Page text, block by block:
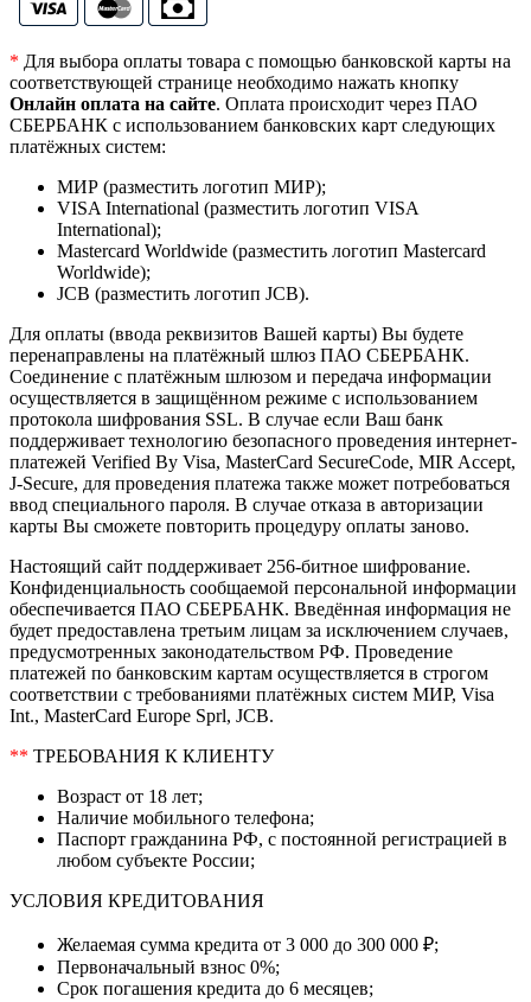
* Для выбора оплаты товара с помощью банковской карты на
соответствующей странице необходимо нажать кнопку
Онлайн оплата на сайте. Оплата происходит через ПАО
СБЕРБАНК с использованием банковских карт следующих
платёжных систем:
МИР (разместить логотип МИР);
VISA International (разместить логотип VISA
International);
Mastercard Worldwide (разместить логотип Mastercard
Worldwide);
JCB (разместить логотип JCB).
Для оплаты (ввода реквизитов Вашей карты) Вы будете
перенаправлены на платёжный шлюз ПАО СБЕРБАНК.
Соединение с платёжным шлюзом и передача информации
осуществляется в защищённом режиме с использованием
протокола шифрования SSL. В случае если Ваш банк
поддерживает технологию безопасного проведения интернет-
платежей Verified By Visa, MasterCard SecureCode, MIR Accept,
J-Secure, для проведения платежа также может потребоваться
ввод специального пароля. В случае отказа в авторизации
карты Вы сможете повторить процедуру оплаты заново.
Настоящий сайт поддерживает 256-битное шифрование.
Конфиденциальность сообщаемой персональной информации
обеспечивается ПАО СБЕРБАНК. Введённая информация не
будет предоставлена третьим лицам за исключением случаев,
предусмотренных законодательством РФ. Проведение
платежей по банковским картам осуществляется в строгом
соответствии с требованиями платёжных систем МИР, Visa
Int., MasterCard Europe Sprl, JCB.
** ТРЕБОВАНИЯ К КЛИЕНТУ
Возраст от 18 лет;
Наличие мобильного телефона;
Паспорт гражданина РФ, с постоянной регистрацией в
любом субъекте России;
УСЛОВИЯ КРЕДИТОВАНИЯ
Желаемая сумма кредита от 3 000 до 300 000 ₽;
Первоначальный взнос 0%;
Срок погашения кредита до 6 месяцев;